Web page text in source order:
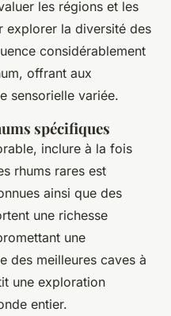
les régions et les
explorer la diversité des
considérablement
offrant aux
sensorielle variée.
spécifiques
inclure à la fois
rhums rares est
ainsi que des
une richesse
une
des meilleures caves à
une exploration
entier.